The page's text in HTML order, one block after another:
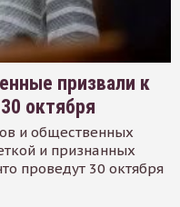
призвали к
октября
и общественных
и признанных
проведут 30 октября